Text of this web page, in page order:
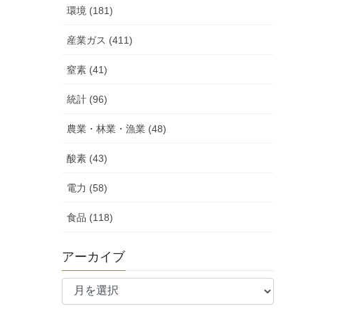
環境 (181)
産業ガス (411)
窒素 (41)
統計 (96)
農業・林業・漁業 (48)
酸素 (43)
電力 (58)
食品 (118)
アーカイブ
ア